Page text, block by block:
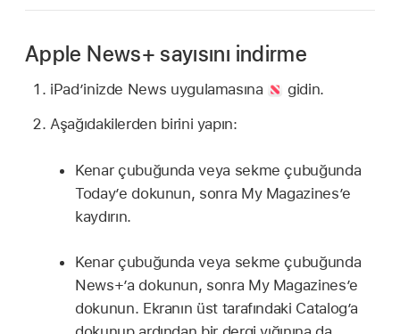
Apple News+ sayısını indirme
iPad’inizde News uygulamasına
gidin.
Aşağıdakilerden birini yapın:
Kenar çubuğunda veya sekme çubuğunda
Today’e dokunun, sonra My Magazines’e
kaydırın.
Kenar çubuğunda veya sekme çubuğunda
News+’a dokunun, sonra My Magazines’e
dokunun. Ekranın üst tarafındaki Catalog’a